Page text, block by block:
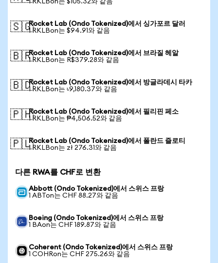
1 RKLBon는 $105.32와 같음
🇸🇬Rocket Lab (Ondo Tokenized)에서 싱가포르 달러
1 RKLBon는 $94.91와 같음
🇧🇷Rocket Lab (Ondo Tokenized)에서 브라질 헤알
1 RKLBon는 R$379.28와 같음
🇧🇩Rocket Lab (Ondo Tokenized)에서 방글라데시 타카
1 RKLBon는 ৳9,180.37와 같음
🇵🇭Rocket Lab (Ondo Tokenized)에서 필리핀 페소
1 RKLBon는 ₱4,506.52와 같음
🇵🇱Rocket Lab (Ondo Tokenized)에서 폴란드 즐로티
1 RKLBon는 zł 276.31와 같음
다른 RWA를 CHF로 변환
Abbott (Ondo Tokenized)에서 스위스 프랑
1 ABTon는 CHF 88.27와 같음
Boeing (Ondo Tokenized)에서 스위스 프랑
1 BAon는 CHF 189.87와 같음
Coherent (Ondo Tokenized)에서 스위스 프랑
1 COHRon는 CHF 275.26와 같음